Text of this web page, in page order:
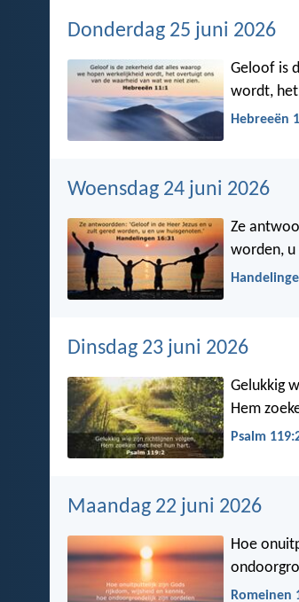
Donderdag 25 juni 2026
Geloof is
wordt,
Hebreeën
Woensdag 24 juni 2026
Ze
worden, u
Dinsdag 23 juni 2026
Gelukkig
Hem
Psalm
Maandag 22 juni 2026
Hoe
Romeinen